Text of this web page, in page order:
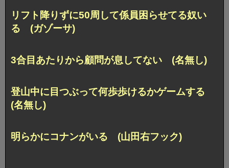
リフト降りずに50周して係員困らせてる奴い
る (ガゾーサ)
3合目あたりから顧問が息してない (名無し)
登山中に目つぶって何歩歩けるかゲームする
(名無し)
明らかにコナンがいる (山田右フック)